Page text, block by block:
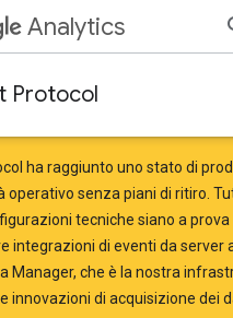
Analytics
Protocol
ha raggiunto uno stato di
operativo senza piani di ritiro.
tecniche siano a
integrazioni di eventi da server
Manager, che è la nostra
innovazioni di acquisizione dei